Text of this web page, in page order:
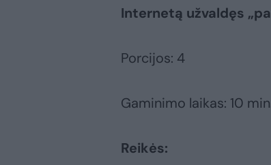
Internetą užvaldęs
Porcijos: 4
Gaminimo laikas: 10
Reikės: